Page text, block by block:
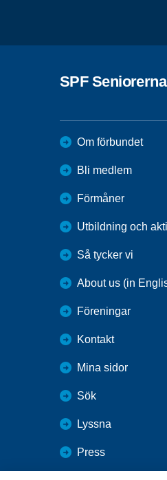
SPF Seniorerna
Om förbundet
Bli medlem
Förmåner
Utbildning och
Så tycker vi
About us (in
Föreningar
Kontakt
Mina sidor
Sök
Lyssna
Press